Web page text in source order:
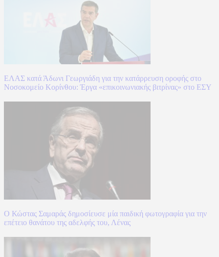
ΕΛΑΣ κατά Άδωνι Γεωργιάδη για την κατάρρευση οροφής στο
Νοσοκομείο Κορίνθου: Έργα «επικοινωνιακής βιτρίνας» στο ΕΣΥ
Ο Κώστας Σαμαράς δημοσίευσε μία παιδική φωτογραφία για την
επέτειο θανάτου της αδελφής του, Λένας